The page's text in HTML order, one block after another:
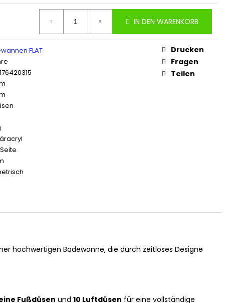
IN DEN WARENKORB
FLAT
Drucken
Fragen
Teilen
hochwertigen Badewanne, die durch zeitloses Designe
Fußdüsen und 10 Luftdüsen für eine vollständige